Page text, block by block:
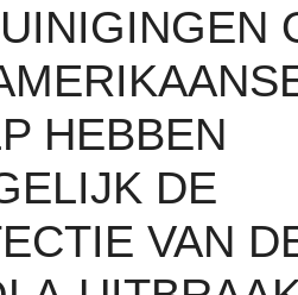
HEBBEN
DE
VAN